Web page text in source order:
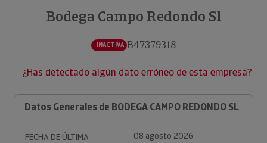
Bodega Campo Redondo Sl
INACTIVA B47379318
¿Has detectado algún dato erróneo de esta empresa?
Datos Generales de BODEGA CAMPO REDONDO SL
FECHA DE ÚLTIMA
08 agosto 2026